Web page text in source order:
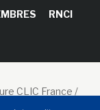
RNCI
CLIC France /